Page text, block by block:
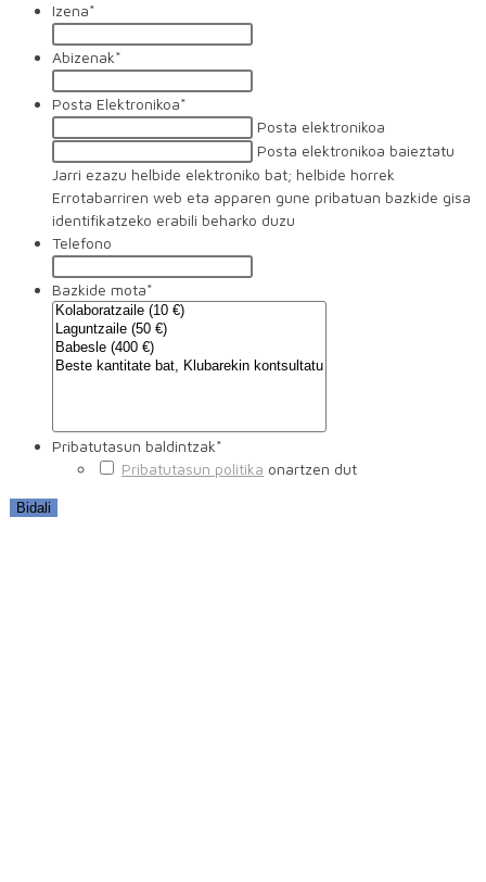
Izena*
Abizenak*
Posta Elektronikoa*
Posta elektronikoa
Posta elektronikoa baieztatu
Jarri ezazu helbide elektroniko bat; helbide horrek
Errotabarriren web eta apparen gune pribatuan bazkide gisa
identifikatzeko erabili beharko duzu
Telefono
Bazkide mota*
Pribatutasun baldintzak*
Pribatutasun politika onartzen dut